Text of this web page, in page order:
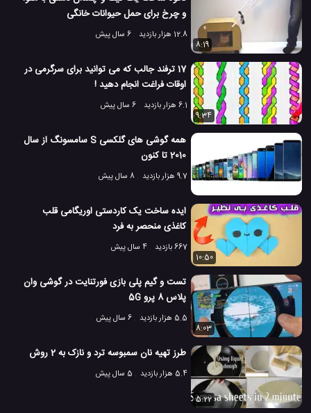
و چرخ برای حمل حیوانات خانگی
12.8 هزار بازدید
6 سال پیش
8:19
17 ترفند جالب که می توانید برای سرگرمی در
اوقات فراغت انجام دهید !
6.1 هزار بازدید
6 سال پیش
9:34
همه گوشی های گلکسی S سامسونگ از سال
2010 تا کنون
9.7 هزار بازدید 8 سال پیش
ایده ساخت یک کاردستی اوریگامی قلب
کاغذی منحصر به فرد
667 بازدید
4 سال پیش
10:50
تست و گیم پلی بازی فورتنایت در گوشی وان
پلاس 8 پرو 5G
5.5 هزار بازدید
6 سال پیش
8:03
طرز تهیه نان سمبوسه ترد و نازک به 2 روش
5.4 هزار بازدید 5 سال پیش
5:22